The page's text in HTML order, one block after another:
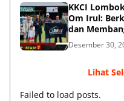
KKCI
Om Irul:
dan
Desember 30,
Lihat
Failed to load posts.